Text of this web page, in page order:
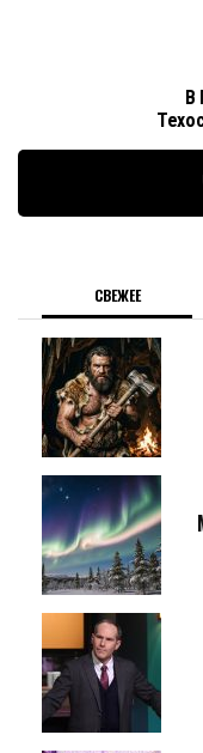
В
СВЕЖЕЕ